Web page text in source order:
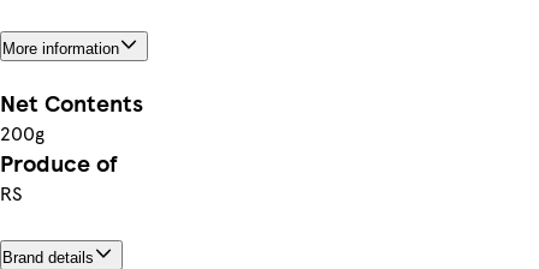
More information
Net Contents
200g
Produce of
RS
Brand details